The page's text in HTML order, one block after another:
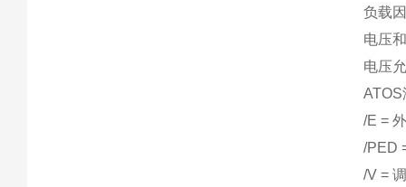
负载
电压
电压
ATOS
/E =
/PED
/V =